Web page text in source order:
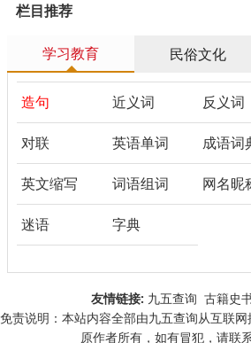
栏目推荐
学习教育 民俗文化
造句 近义词 反义词
对联 英语单词 成语词
英文缩写 词语组词 网名昵
迷语 字典
友情链接: 九五查询 古籍史
免责说明：本站内容全部由九五查询从互联
原作者所有，如有冒犯，请联